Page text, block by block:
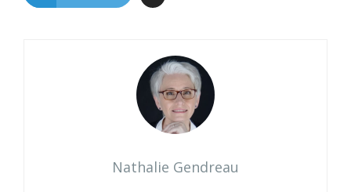
Nathalie Gendreau